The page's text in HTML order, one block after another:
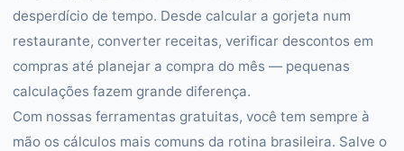
desperdício de tempo. Desde calcular a gorjeta num
restaurante, converter receitas, verificar descontos em
compras até planejar a compra do mês — pequenas
calculações fazem grande diferença.
Com nossas ferramentas gratuitas, você tem sempre à
mão os cálculos mais comuns da rotina brasileira. Salve o